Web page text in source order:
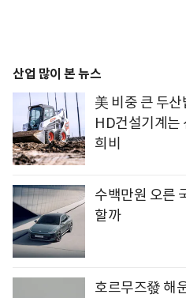
산업 많이 본 뉴스
美 비중 큰 두
HD건설기계는
희비
수백만원 오른
할까
호르무즈發 해